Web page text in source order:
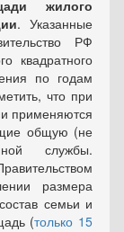
жилого
. Указанные
РФ
квадратного
по годам
что при
применяются
общую (не
службы.
размера
семьи и
(только 15